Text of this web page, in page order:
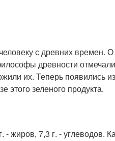
с древних времен. О
древности
их. Теперь появились
зеленого продукта.
жиров, 7,3 г. - углеводов.